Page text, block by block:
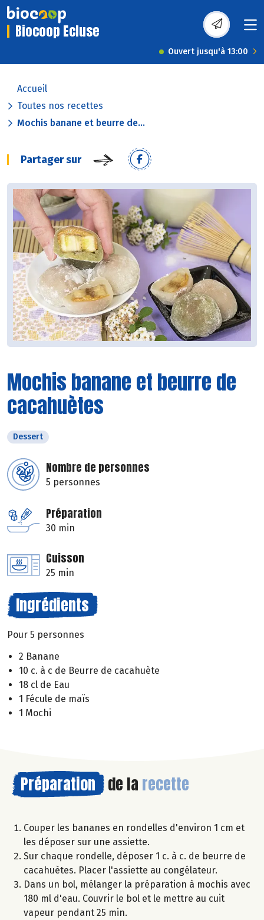
Biocoop Ecluse
Ouvert jusqu'à 13:00
Accueil
Toutes nos recettes
Mochis banane et beurre de...
Partager sur
Mochis banane et beurre de
cacahuètes
Dessert
Nombre de personnes
5 personnes
Préparation
30 min
Cuisson
25 min
Ingrédients
Pour 5 personnes
2 Banane
10 c. à c de Beurre de cacahuète
18 cl de Eau
1 Fécule de maïs
1 Mochi
Préparation de la recette
Couper les bananes en rondelles d'environ 1 cm et
les déposer sur une assiette.
Sur chaque rondelle, déposer 1 c. à c. de beurre de
cacahuètes. Placer l'assiette au congélateur.
Dans un bol, mélanger la préparation à mochis avec
180 ml d'eau. Couvrir le bol et le mettre au cuit
vapeur pendant 25 min.